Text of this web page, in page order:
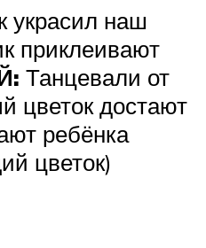
украсил наш
приклеивают
Танцевали от
цветок достают
ребёнка
цветок)